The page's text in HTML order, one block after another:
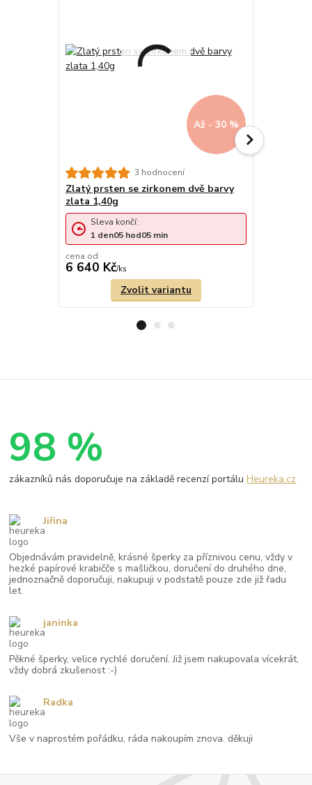
Až - 30 %
3 hodnocení
Zlatý prsten se zirkonem dvě barvy
zlata 1,40g
cena od
6 640 Kč/ks
Sleva končí:
1 den05 hod04 min
Zvolit variantu
98 %
zákazníků nás doporučuje na základě recenzí portáluHeureka.cz
Objednávám pravidelně, krásné šperky za příznivou cenu, vždy v
hezké papírové krabičče s mašličkou, doručení do druhého dne,
jednoznačně doporučuji, nakupuji v podstatě pouze zde již řadu
let.
Jiřina
Pěkné šperky, velice rychlé doručení. Již jsem nakupovala vícekrát,
vždy dobrá zkušenost :-)
janinka
Vše v naprostém pořádku, ráda nakoupím znova. děkuji
Radka